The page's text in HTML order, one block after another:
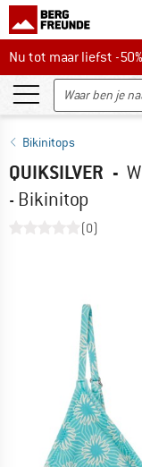
Nu tot maar liefst -
Nu tot maar liefst -
Bikinitops
QUIKSILVER -
- Bikinitop
(0)